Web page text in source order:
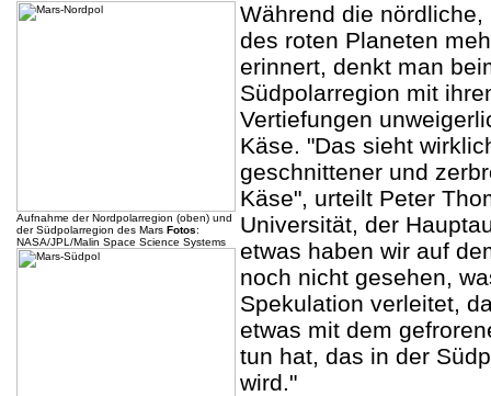
Aufnahme der Nordpolarregion (oben) und
der Südpolarregion des Mars Fotos:
NASA/JPL/Malin Space Science Systems
Während die
des roten Planeten
erinnert, denkt man
Südpolarregion mit
Vertiefungen
Käse. "Das sieht
geschnittener und
Käse", urteilt Peter
Universität, der
etwas haben wir auf
noch nicht gesehen,
Spekulation verleitet,
etwas mit dem
tun hat, das in der
wird."